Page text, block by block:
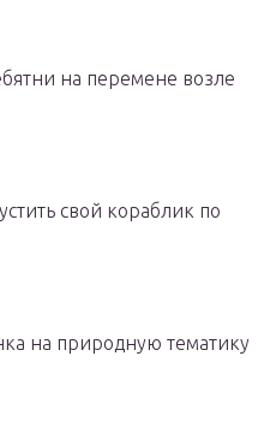
на перемене возле
свой кораблик по
на природную тематику